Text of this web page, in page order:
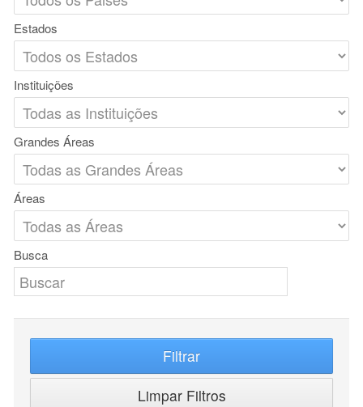
Estados
Instituições
Grandes Áreas
Áreas
Busca
Filtrar
Limpar Filtros